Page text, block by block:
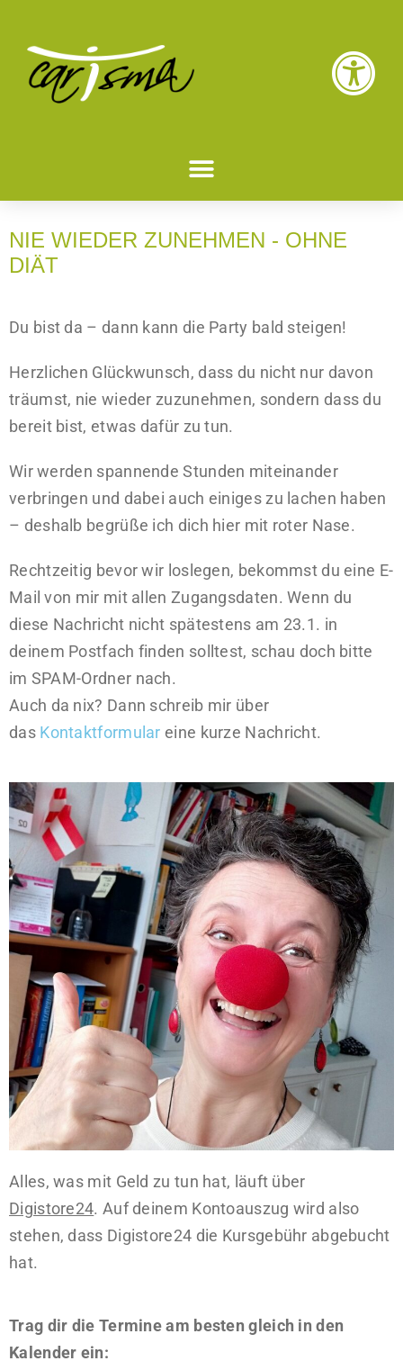
NIE WIEDER ZUNEHMEN - OHNE
DIÄT
Du bist da – dann kann die Party bald steigen!
Herzlichen Glückwunsch, dass du nicht nur davon
träumst, nie wieder zuzunehmen, sondern dass du
bereit bist, etwas dafür zu tun.
Wir werden spannende Stunden miteinander
verbringen und dabei auch einiges zu lachen haben
– deshalb begrüße ich dich hier mit roter Nase.
Rechtzeitig bevor wir loslegen, bekommst du eine E-
Mail von mir mit allen Zugangsdaten. Wenn du
diese Nachricht nicht spätestens am 23.1. in
deinem Postfach finden solltest, schau doch bitte
im SPAM-Ordner nach.
Auch da nix? Dann schreib mir über
das Kontaktformulareine kurze Nachricht.
Alles, was mit Geld zu tun hat, läuft über
Digistore24. Auf deinem Kontoauszug wird also
stehen, dass Digistore24 die Kursgebühr abgebucht
hat.
Trag dir die Termine am besten gleich in den
Kalender ein: